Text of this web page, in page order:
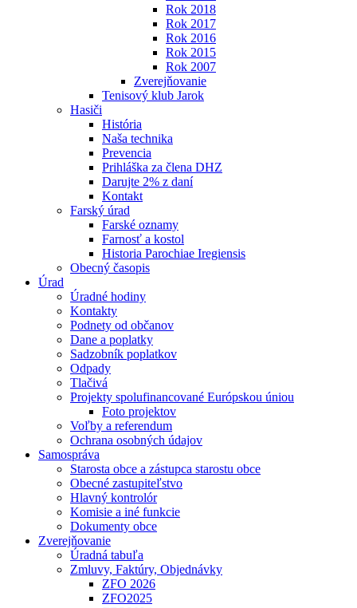
Rok 2018
Rok 2017
Rok 2016
Rok 2015
Rok 2007
Zverejňovanie
Tenisový klub Jarok
Hasiči
História
Naša technika
Prevencia
Prihláška za člena DHZ
Darujte 2% z daní
Kontakt
Farský úrad
Farské oznamy
Farnosť a kostol
Historia Parochiae Iregiensis
Obecný časopis
Úrad
Úradné hodiny
Kontakty
Podnety od občanov
Dane a poplatky
Sadzobník poplatkov
Odpady
Tlačivá
Projekty spolufinancované Európskou úniou
Foto projektov
Voľby a referendum
Ochrana osobných údajov
Samospráva
Starosta obce a zástupca starostu obce
Obecné zastupiteľstvo
Hlavný kontrolór
Komisie a iné funkcie
Dokumenty obce
Zverejňovanie
Úradná tabuľa
Zmluvy, Faktúry, Objednávky
ZFO 2026
ZFO2025